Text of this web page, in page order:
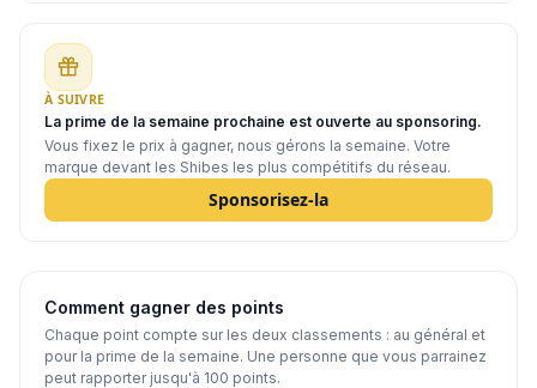
À SUIVRE
La prime de la semaine prochaine est ouverte au sponsoring.
Vous fixez le prix à gagner, nous gérons la semaine. Votre
marque devant les Shibes les plus compétitifs du réseau.
Sponsorisez-la
Comment gagner des points
Chaque point compte sur les deux classements : au général et
pour la prime de la semaine. Une personne que vous parrainez
peut rapporter jusqu'à 100 points.